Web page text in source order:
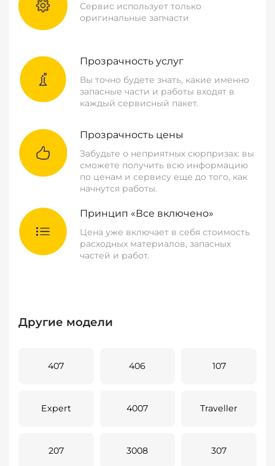
Сервис использует только
оригинальные запчасти
Прозрачность услуг
Вы точно будете знать, какие именно
запасные части и работы входят в
каждый сервисный пакет.
Прозрачность цены
Забудьте о неприятных сюрпризах: вы
сможете получить всю информацию
по ценам и сервису еще до того, как
начнутся работы.
Принцип «Все включено»
Цена уже включает в себя стоимость
расходных материалов, запасных
частей и работ.
Другие модели
407 406 107
Expert 4007 Traveller
207 3008 307